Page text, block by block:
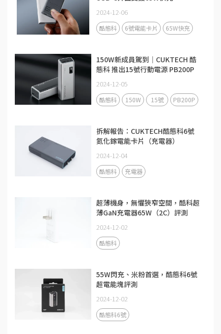
2024-12-06
酷態科 6號電能卡片 65W快充
150W新成員駕到｜CUKTECH 酷
態科 推出15號行動電源 PB200P
2024-12-05
酷態科 150W 15號 PB200P
拆解報告：CUKTECH酷態科6號
氮化鎵電能卡片（充電器）
2024-12-04
酷態科 充電器
超薄機身，無懼狹窄空間，酷科超
薄GaN充電器65W（2C）評測
2024-12-02
酷態科
55W閃充、米粉首選，酷態科6號
超電能塊評測
2024-12-02
酷態科6號